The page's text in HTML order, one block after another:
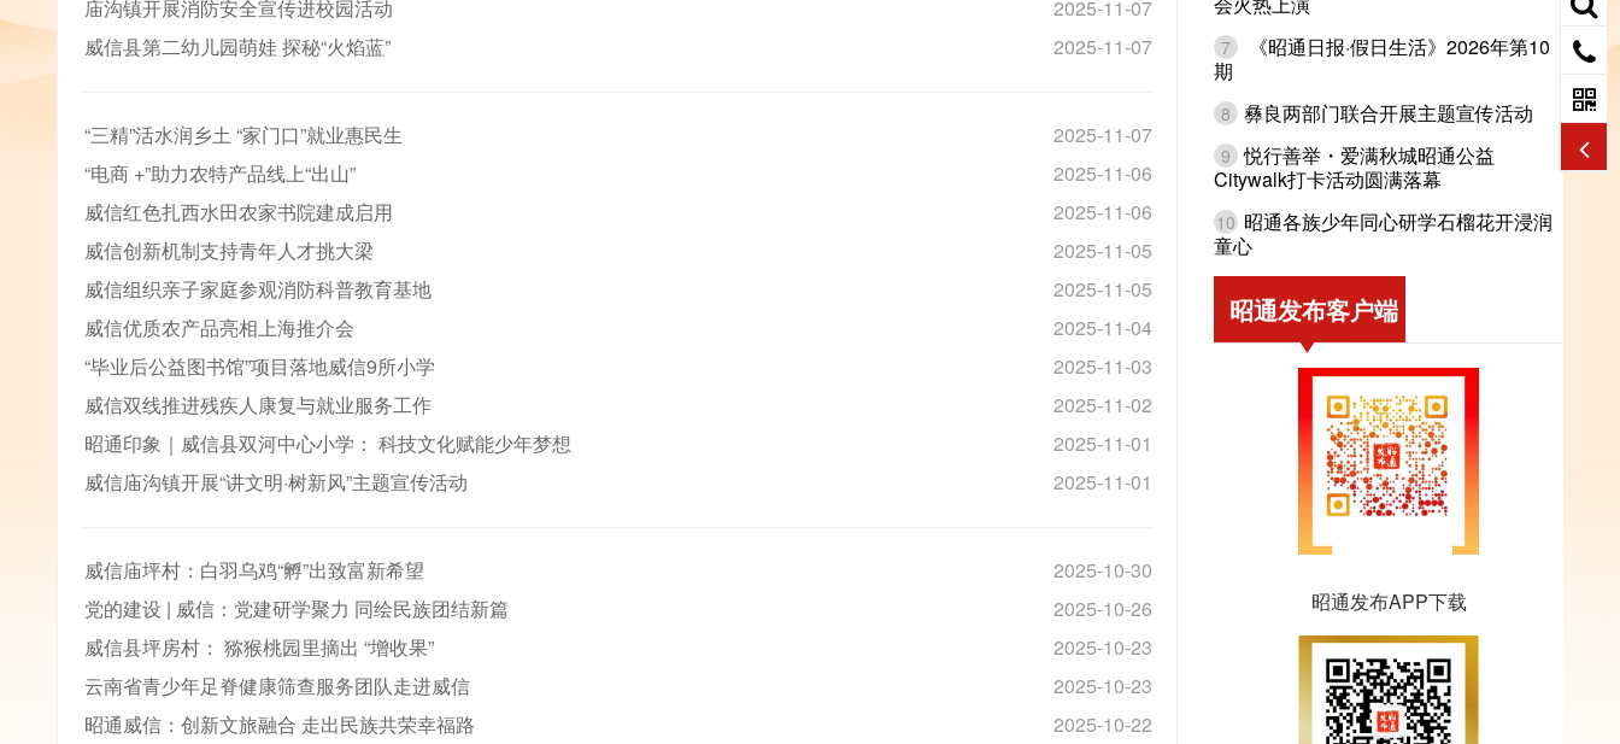
2025-11-07
庙沟镇开展消防安全宣传进校园活动
2025-11-07
威信县第二幼儿园萌娃 探秘“火焰蓝”
2025-11-07
“三精”活水润乡土 “家门口”就业惠民生
2025-11-06
“电商 +”助力农特产品线上“出山”
2025-11-06
威信红色扎西水田农家书院建成启用
2025-11-05
威信创新机制支持青年人才挑大梁
2025-11-05
威信组织亲子家庭参观消防科普教育基地
2025-11-04
威信优质农产品亮相上海推介会
2025-11-03
“毕业后公益图书馆”项目落地威信9所小学
2025-11-02
威信双线推进残疾人康复与就业服务工作
2025-11-01
昭通印象｜威信县双河中心小学： 科技文化赋能少年梦想
2025-11-01
威信庙沟镇开展“讲文明·树新风”主题宣传活动
2025-10-30
威信庙坪村：白羽乌鸡“孵”出致富新希望
2025-10-26
党的建设 | 威信：党建研学聚力 同绘民族团结新篇
2025-10-23
威信县坪房村： 猕猴桃园里摘出 “增收果”
2025-10-23
云南省青少年足脊健康筛查服务团队走进威信
2025-10-22
昭通威信：创新文旅融合 走出民族共荣幸福路
7
《昭通日报·假日生活》2026年第10
期
8 彝良两部门联合开展主题宣传活动
9 悦行善举・爱满秋城昭通公益
Citywalk打卡活动圆满落幕
10 昭通各族少年同心研学石榴花开浸润
童心
昭通发布客户端
昭通发布APP下载